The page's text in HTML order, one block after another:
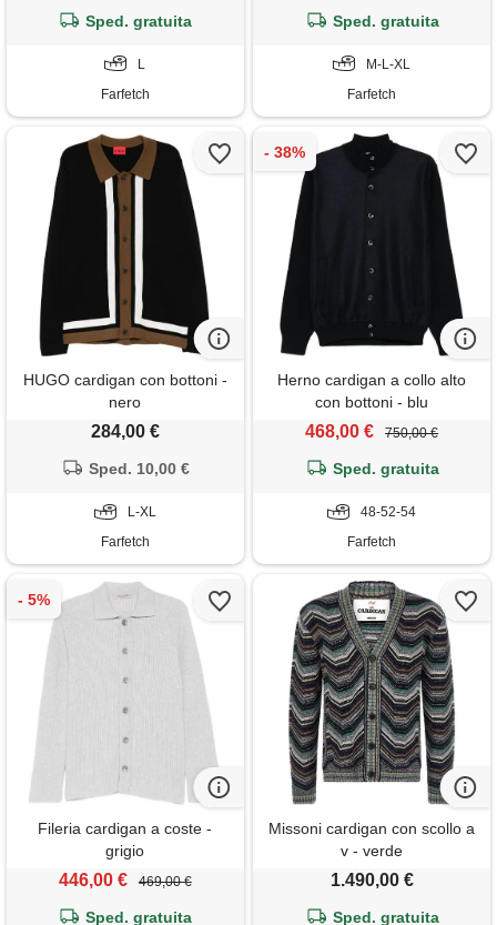
Sped. gratuita
L
Farfetch
Sped. gratuita
M-L-XL
Farfetch
HUGO cardigan con bottoni -
nero
284,00 €
Sped. 10,00 €
L-XL
Farfetch
Herno cardigan a collo alto
con bottoni - blu
468,00 € 750,00 €
Sped. gratuita
48-52-54
Farfetch
Fileria cardigan a coste -
grigio
446,00 € 469,00 €
Sped. gratuita
Missoni cardigan con scollo a
v - verde
1.490,00 €
Sped. gratuita